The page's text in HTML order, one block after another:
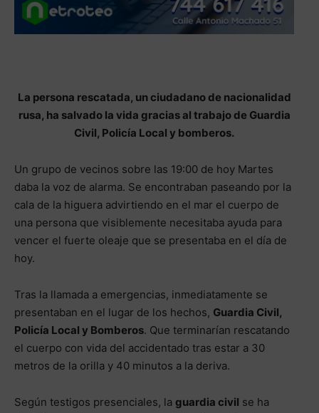
La persona rescatada, un ciudadano de nacionalidad
rusa, ha salvado la vida gracias al trabajo de Guardia
Civil, Policía Local y bomberos.
Un grupo de vecinos sobre las 19:00 de hoy Martes
daba la voz de alarma. Se encontraban paseando por la
cala de la higuera advirtiendo en el mar el cuerpo de
una persona que visiblemente necesitaba ayuda para
vencer el fuerte oleaje que se presentaba en el día de
hoy.
Tras la llamada a emergencias, inmediatamente se
presentaban en el lugar de los hechos, Guardia Civil,
Policía Local y Bomberos. Que terminarían rescatando
el cuerpo con vida del accidentado tras estar a 30
metros de la orilla y 40 minutos a la deriva.
Según testigos presenciales, la guardia civil se ha